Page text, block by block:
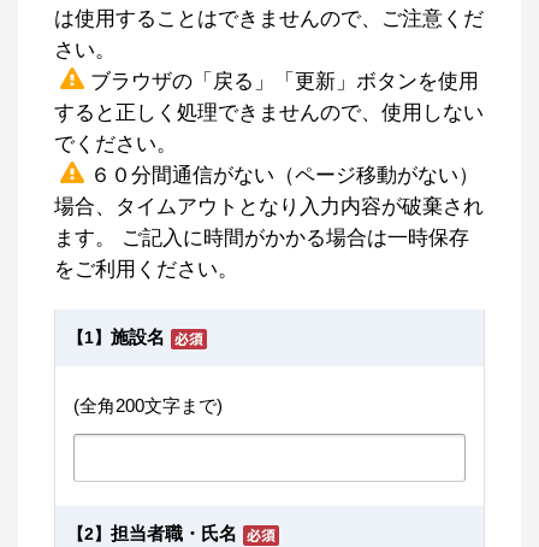
は使用することはできませんので、ご注意くだ
さい。
ブラウザの「戻る」「更新」ボタンを使用
すると正しく処理できませんので、使用しない
でください。
６０分間通信がない（ページ移動がない）
場合、タイムアウトとなり入力内容が破棄され
ます。 ご記入に時間がかかる場合は一時保存
をご利用ください。
【1】 施設名
(全角200文字まで)
【2】 担当者職・氏名